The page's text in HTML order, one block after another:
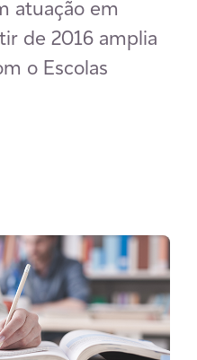
atuação em
de 2016 amplia
o Escolas
mail
via Facebook
via LinkedIn